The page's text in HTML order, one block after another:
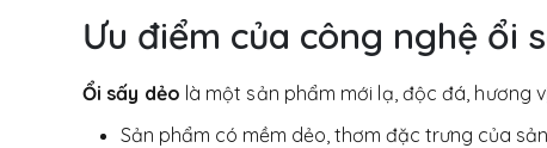
Ưu điểm của công nghệ ổi
Ổi sấy dẻo là một sản phẩm mới lạ, độc đá, hương
Sản phẩm có mềm dẻo, thơm đặc trưng của